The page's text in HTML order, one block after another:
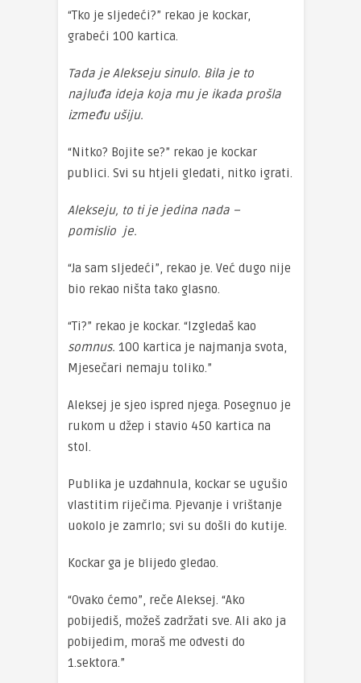
“Tko je sljedeći?” rekao je kockar,
grabeći 100 kartica.
Tada je Alekseju sinulo. Bila je to
najluđa ideja koja mu je ikada prošla
između ušiju.
“Nitko? Bojite se?” rekao je kockar
publici. Svi su htjeli gledati, nitko igrati.
Alekseju, to ti je jedina nada –
pomislio je.
“Ja sam sljedeći”, rekao je. Već dugo nije
bio rekao ništa tako glasno.
“Ti?” rekao je kockar. “Izgledaš kao
somnus. 100 kartica je najmanja svota,
Mjesečari nemaju toliko.”
Aleksej je sjeo ispred njega. Posegnuo je
rukom u džep i stavio 450 kartica na
stol.
Publika je uzdahnula, kockar se ugušio
vlastitim riječima. Pjevanje i vrištanje
uokolo je zamrlo; svi su došli do kutije.
Kockar ga je blijedo gledao.
“Ovako ćemo”, reče Aleksej. “Ako
pobijediš, možeš zadržati sve. Ali ako ja
pobijedim, moraš me odvesti do
1.sektora.”